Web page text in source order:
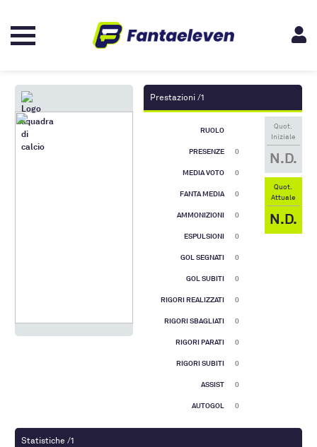
Prestazioni /1
RUOLO
PRESENZE 0
MEDIA VOTO 0
FANTA MEDIA 0
AMMONIZIONI 0
ESPULSIONI 0
GOL SEGNATI 0
GOL SUBITI 0
RIGORI REALIZZATI 0
RIGORI SBAGLIATI 0
RIGORI PARATI 0
RIGORI SUBITI 0
ASSIST 0
AUTOGOL 0
Quot.
Iniziale
N.D.
Quot.
Attuale
N.D.
Statistiche /1